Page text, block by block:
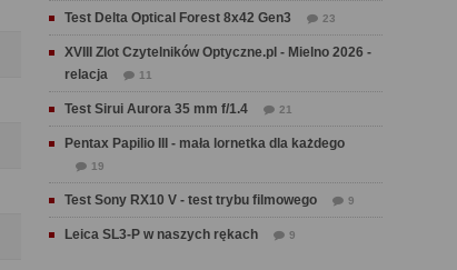
Test Delta Optical Forest 8x42 Gen3 23
XVIII Zlot Czytelników Optyczne.pl - Mielno 2026 -
relacja
11
Test Sirui Aurora 35 mm f/1.4 21
Pentax Papilio III - mała lornetka dla każdego
19
Test Sony RX10 V - test trybu filmowego 9
Leica SL3-P w naszych rękach 9